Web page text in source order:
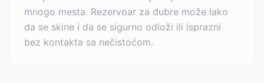
mnogo mesta. Rezervoar za đubre može lako
da se skine i da se sigurno odloži ili isprazni
bez kontakta sa nečistoćom.